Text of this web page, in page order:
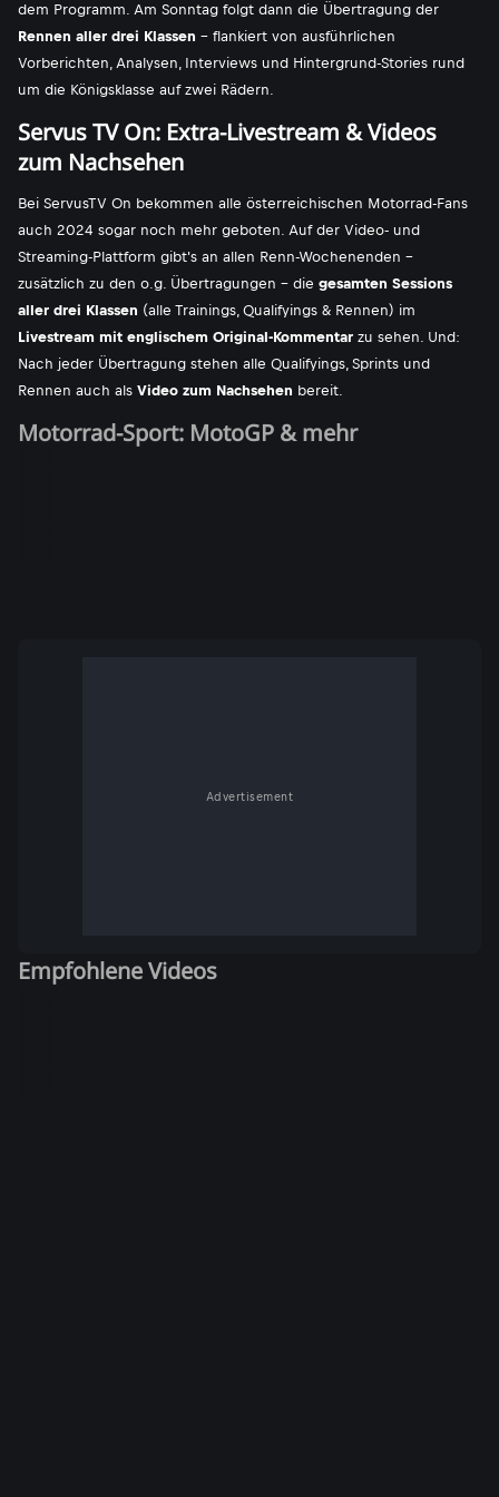
dem Programm. Am Sonntag folgt dann die Übertragung der
Rennen aller drei Klassen - flankiert von ausführlichen
Vorberichten, Analysen, Interviews und Hintergrund-Stories rund
um die Königsklasse auf zwei Rädern.
Servus TV On: Extra-Livestream & Videos
zum Nachsehen
Bei ServusTV On bekommen alle österreichischen Motorrad-Fans
auch 2024 sogar noch mehr geboten. Auf der Video- und
Streaming-Plattform gibt's an allen Renn-Wochenenden -
zusätzlich zu den o.g. Übertragungen - die gesamten Sessions
aller drei Klassen (alle Trainings, Qualifyings & Rennen) im
Livestream mit englischem Original-Kommentar zu sehen. Und:
Nach jeder Übertragung stehen alle Qualifyings, Sprints und
Rennen auch als Video zum Nachsehen bereit.
Motorrad-Sport: MotoGP & mehr
Advertisement
Empfohlene Videos